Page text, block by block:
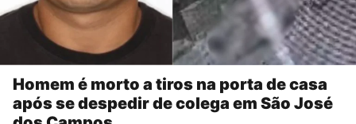
Homem é morto a tiros na porta de casa
após se despedir de colega em São José